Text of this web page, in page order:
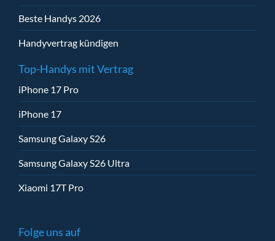
Beste Handys 2026
Handyvertrag kündigen
Top-Handys mit Vertrag
iPhone 17 Pro
iPhone 17
Samsung Galaxy S26
Samsung Galaxy S26 Ultra
Xiaomi 17T Pro
Folge uns auf